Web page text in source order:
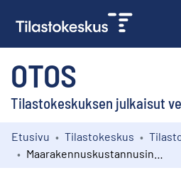
OTOS
Tilastokeskuksen julkaisut
Kokoelmat
Etusivu Tilastokeskus